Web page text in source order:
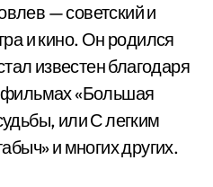
— советский и
и кино. Он родился
известен благодаря
«Большая
или С легким
и многих других.